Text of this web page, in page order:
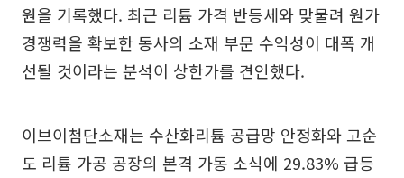
원을 기록했다. 최근 리튬 가격 반등세와 맞물려 원가
경쟁력을 확보한 동사의 소재 부문 수익성이 대폭 개
선될 것이라는 분석이 상한가를 견인했다.
이브이첨단소재는 수산화리튬 공급망 안정화와 고순
도 리튬 가공 공장의 본격 가동 소식에 29.83% 급등